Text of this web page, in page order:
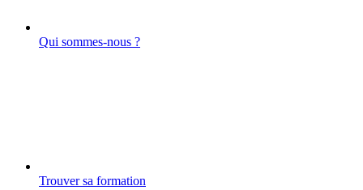
Qui sommes-nous ?
Trouver sa formation